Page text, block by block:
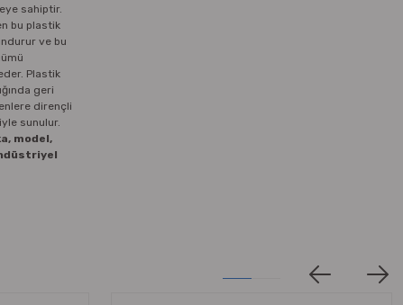
sahiptir.
bu plastik
ve bu
Plastik
geri
dirençli
sunulur.
model,